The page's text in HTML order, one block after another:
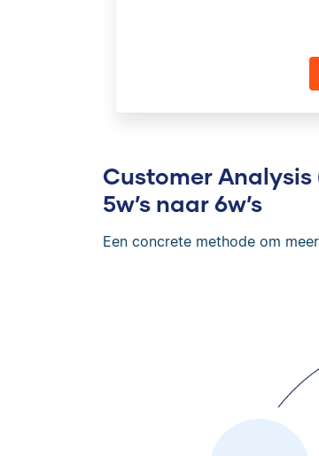
Customer Analysis
5w’s naar 6w’s
Een concrete methode om